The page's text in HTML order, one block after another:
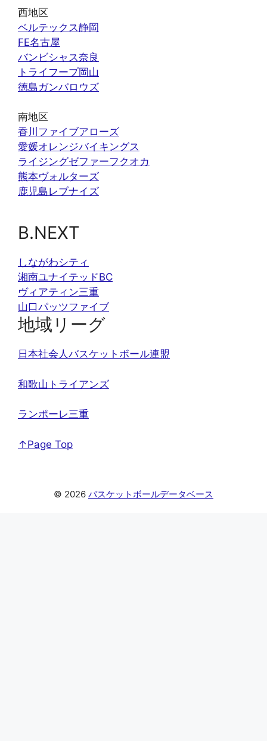
西地区
ベルテックス静岡
FE名古屋
バンビシャス奈良
トライフープ岡山
徳島ガンバロウズ
南地区
香川ファイブアローズ
愛媛オレンジバイキングス
ライジングゼファーフクオカ
熊本ヴォルターズ
鹿児島レブナイズ
B.NEXT
しながわシティ
湘南ユナイテッドBC
ヴィアティン三重
山口パッツファイブ
地域リーグ
日本社会人バスケットボール連盟
和歌山トライアンズ
ランポーレ三重
↑Page Top
© 2026 バスケットボールデータベース